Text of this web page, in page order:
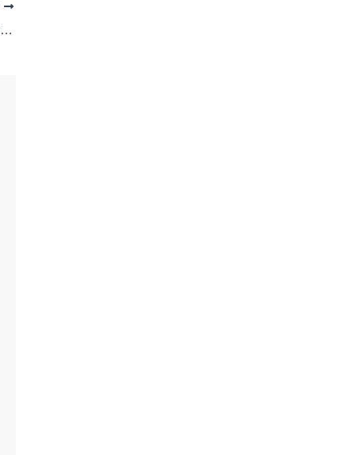
Volcadura de Pipa de Combustible en Bernardo Quintana Moviliza Servicios de Emergencia